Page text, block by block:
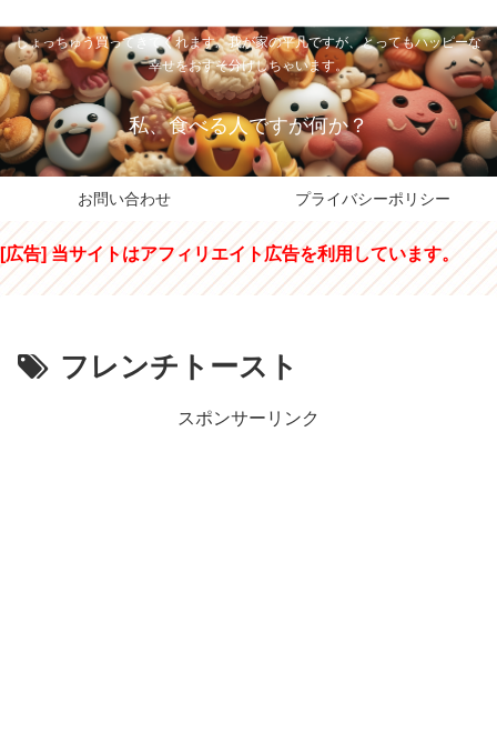
しょっちゅう買ってきてくれます。我が家の平凡ですが、とってもハッピーな
幸せをおすそ分けしちゃいます。
私、食べる人ですが何か？
お問い合わせ プライバシーポリシー
[広告] 当サイトはアフィリエイト広告を利用しています。
フレンチトースト
スポンサーリンク